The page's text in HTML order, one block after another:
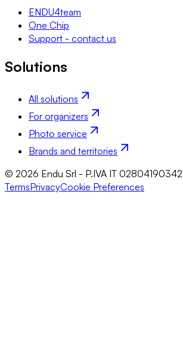
ENDU4team
One Chip
Support - contact us
Solutions
All solutions
For organizers
Photo service
Brands and territories
© 2026 Endu Srl - P.IVA IT 02804190342
TermsPrivacyCookie Preferences